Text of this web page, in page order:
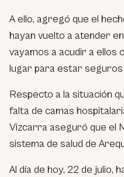
A ello, agregó que el
hayan vuelto a atender
vayamos a acudir a ellos
lugar para estar seguros
Respecto a la situación
falta de camas
Vizcarra aseguró que el
sistema de salud de
Al día de hoy, 22 de julio,